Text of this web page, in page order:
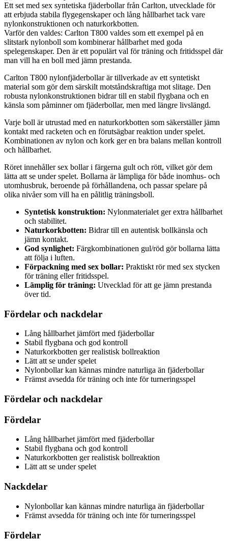
Ett set med sex syntetiska fjäderbollar från Carlton, utvecklade för
att erbjuda stabila flygegenskaper och lång hållbarhet tack vare
nylonkonstruktionen och naturkorkbotten.
Varför den valdes: Carlton T800 valdes som ett exempel på en
slitstark nylonboll som kombinerar hållbarhet med goda
spelegenskaper. Den är ett populärt val för träning och fritidsspel där
man vill ha en boll med jämn prestanda.
Carlton T800 nylonfjäderbollar är tillverkade av ett syntetiskt
material som gör dem särskilt motståndskraftiga mot slitage. Den
robusta nylonkonstruktionen bidrar till en stabil flygbana och en
känsla som påminner om fjäderbollar, men med längre livslängd.
Varje boll är utrustad med en naturkorkbotten som säkerställer jämn
kontakt med racketen och en förutsägbar reaktion under spelet.
Kombinationen av nylon och kork ger en bra balans mellan kontroll
och hållbarhet.
Röret innehåller sex bollar i färgerna gult och rött, vilket gör dem
lätta att se under spelet. Bollarna är lämpliga för både inomhus- och
utomhusbruk, beroende på förhållandena, och passar spelare på
olika nivåer som vill ha en pålitlig träningsboll.
Syntetisk konstruktion: Nylonmaterialet ger extra hållbarhet
och stabilitet.
Naturkorkbotten: Bidrar till en autentisk bollkänsla och
jämn kontakt.
God synlighet: Färgkombinationen gul/röd gör bollarna lätta
att följa i luften.
Förpackning med sex bollar: Praktiskt rör med sex stycken
för träning eller fritidsspel.
Lämplig för träning: Utvecklad för att ge jämn prestanda
över tid.
Fördelar och nackdelar
Lång hållbarhet jämfört med fjäderbollar
Stabil flygbana och god kontroll
Naturkorkbotten ger realistisk bollreaktion
Lätt att se under spelet
Nylonbollar kan kännas mindre naturliga än fjäderbollar
Främst avsedda för träning och inte för turneringsspel
Fördelar och nackdelar
Fördelar
Lång hållbarhet jämfört med fjäderbollar
Stabil flygbana och god kontroll
Naturkorkbotten ger realistisk bollreaktion
Lätt att se under spelet
Nackdelar
Nylonbollar kan kännas mindre naturliga än fjäderbollar
Främst avsedda för träning och inte för turneringsspel
Fördelar